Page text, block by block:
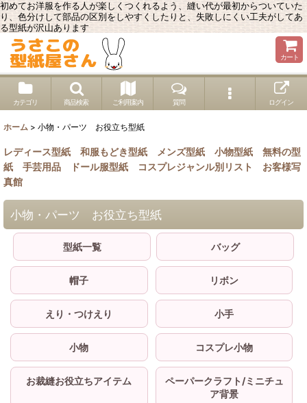
初めてお洋服を作る人が楽しくつくれるよう、縫い代が最初からついていた
り、色分けして部品の区別をしやすくしたりと、失敗しにくい工夫がしてあ
る型紙が沢山あります
カート
カテゴリ 商品検索 ご利用案内 質問 ログイン
ホーム > 小物・パーツ お役立ち型紙
レディース型紙 和服もどき型紙 メンズ型紙 小物型紙
無料の型
紙
手芸用品 ドール服型紙 コスプレジャンル別リスト
お客様写
真館
小物・パーツ お役立ち型紙
型紙一覧 バッグ
帽子 リボン
えり・つけえり 小手
小物 コスプレ小物
お裁縫お役立ちアイテム
ペーパークラフト/ミニチュ
ア背景